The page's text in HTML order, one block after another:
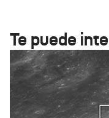
Te puede